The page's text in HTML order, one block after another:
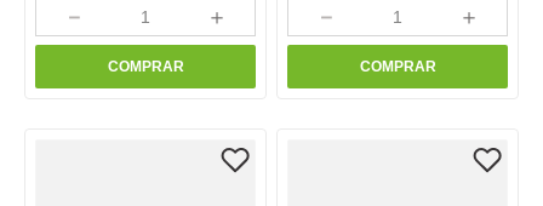
＋
－
COMPRAR
＋
－
COMPRAR